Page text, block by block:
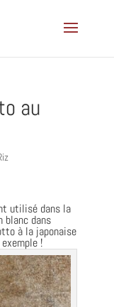
au
utilisé dans la
blanc dans
à la japonaise
!